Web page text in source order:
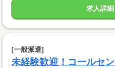
求人詳
[一般派遣]
未経験歓迎！コールセ